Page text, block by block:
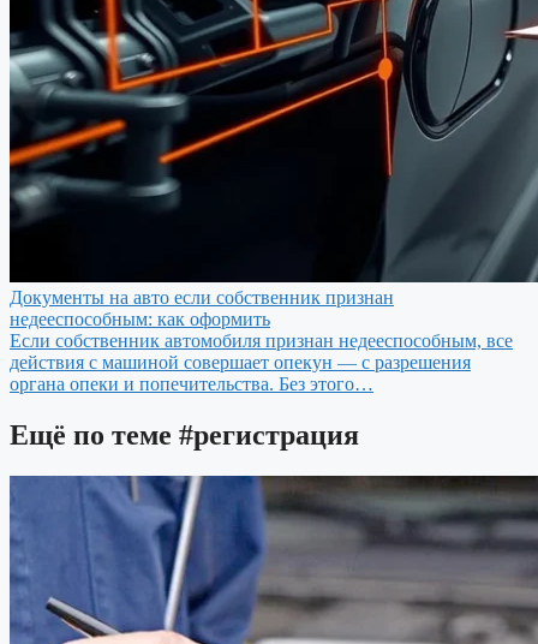
Документы на авто если собственник признан
недееспособным: как оформить
Если собственник автомобиля признан недееспособным, все
действия с машиной совершает опекун — с разрешения
органа опеки и попечительства. Без этого…
Ещё по теме #регистрация